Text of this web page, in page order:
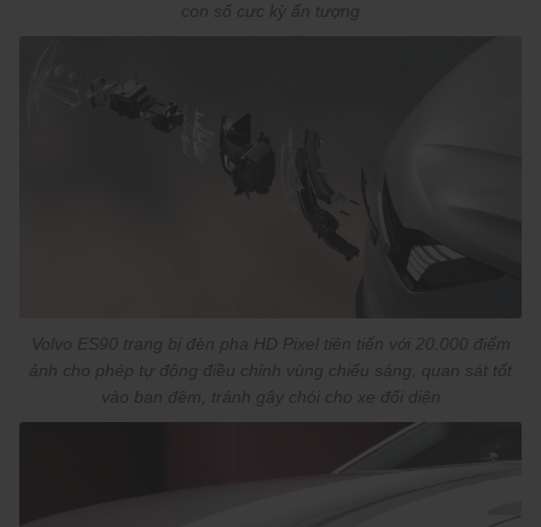
con số cực kỳ ấn tượng
Volvo ES90 trang bị đèn pha HD Pixel tiên tiến với 20.000 điểm
ảnh cho phép tự động điều chỉnh vùng chiếu sáng, quan sát tốt
vào ban đêm, tránh gây chói cho xe đối diện